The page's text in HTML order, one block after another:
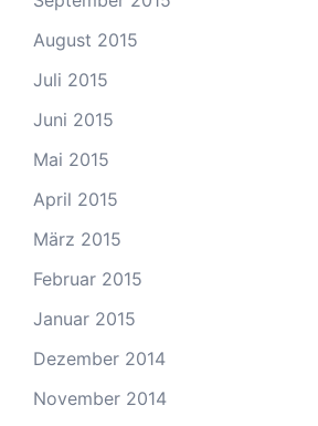
August 2015
Juli 2015
Juni 2015
Mai 2015
April 2015
März 2015
Februar 2015
Januar 2015
Dezember 2014
November 2014